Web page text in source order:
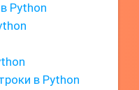
Python
в Python